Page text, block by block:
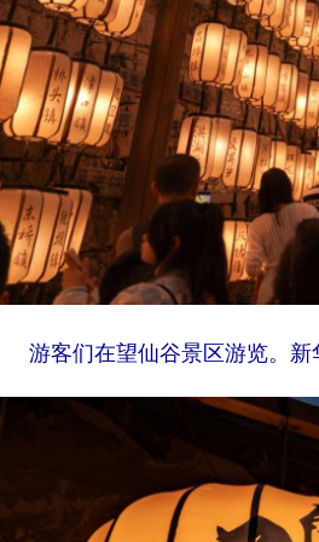
游客们在望仙谷景区游览。新